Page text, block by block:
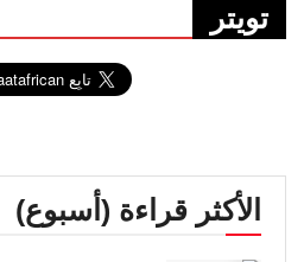
تويتر
الأكثر قراءة (أسبوع)